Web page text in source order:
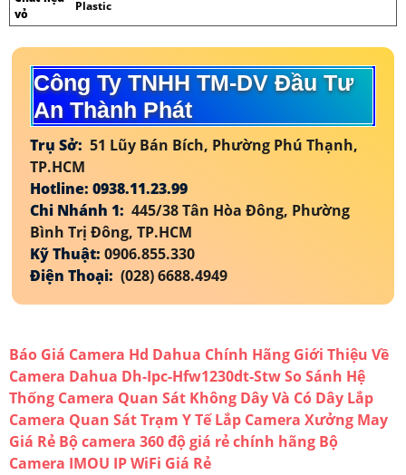
vỏ
Plastic
Công Ty TNHH TM-DV Đầu Tư
An Thành Phát
Trụ Sở: 51 Lũy Bán Bích, Phường Phú Thạnh,
TP.HCM
Hotline: 0938.11.23.99
Chi Nhánh 1: 445/38 Tân Hòa Đông, Phường
Bình Trị Đông, TP.HCM
Kỹ Thuật: 0906.855.330
Điện Thoại: (028) 6688.4949
Báo Giá Camera Hd Dahua Chính Hãng Giới Thiệu Về
Camera Dahua Dh-Ipc-Hfw1230dt-StwSo Sánh Hệ
Thống Camera Quan Sát Không Dây Và Có Dây Lắp
Camera Quan Sát Trạm Y Tế Lắp Camera Xưởng May
Giá Rẻ Bộ camera 360 độ giá rẻ chính hãng Bộ
Camera IMOU IP WiFi Giá Rẻ